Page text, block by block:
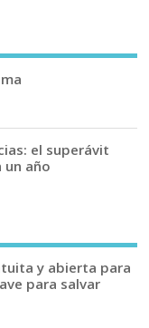
el superávit
un año
y abierta para
para salvar